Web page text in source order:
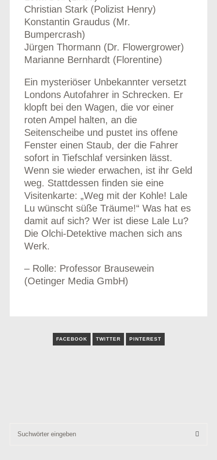
Christian Stark (Polizist Henry)
Konstantin Graudus (Mr.
Bumpercrash)
Jürgen Thormann (Dr. Flowergrower)
Marianne Bernhardt (Florentine)
Ein mysteriöser Unbekannter versetzt
Londons Autofahrer in Schrecken. Er
klopft bei den Wagen, die vor einer
roten Ampel halten, an die
Seitenscheibe und pustet ins offene
Fenster einen Staub, der die Fahrer
sofort in Tiefschlaf versinken lässt.
Wenn sie wieder erwachen, ist ihr Geld
weg. Stattdessen finden sie eine
Visitenkarte: „Weg mit der Kohle! Lale
Lu wünscht süße Träume!“ Was hat es
damit auf sich? Wer ist diese Lale Lu?
Die Olchi-Detektive machen sich ans
Werk.
– Rolle: Professor Brausewein
(Oetinger Media GmbH)
FACEBOOK TWITTER PINTEREST